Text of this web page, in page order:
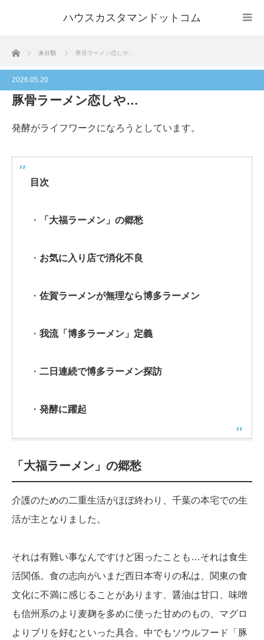
ハウスカスタマンドットコム
ホーム 未分類 豚骨ラーメン恋しや…
2026.05.20
豚骨ラーメン恋しや…
発酵がライフワークになろうとしています。
目次
・ 「大福ラーメン」の郷愁
・ お気に入り店で消化不良
・ 佐賀ラーメンが無理なら博多ラーメン
・ 我流「博多ラーメン」定義
・ 二日連続で博多ラーメン探訪
・ 発酵に躍起
「大福ラーメン」の郷愁
介護のための二重生活がほぼ終わり、千葉の本宅での生
活が主となりました。
それは有難い事なんですけど困ったことも…それは食生
活関係。食の志向がいまだ西日本寄りの私は、関東の食
文化に不満に感じることがあります、醤油は甘口、味噌
も信州系のより麦麹を多めに使った甘めのもの、マグロ
よりブリを好むといった具合。中でもソウルフード「豚